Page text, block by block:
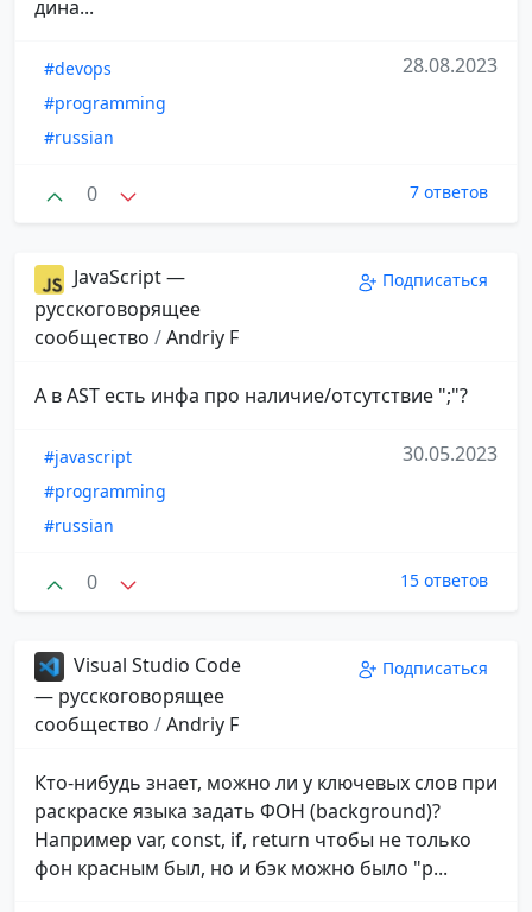
дина...
#devops
#programming
#russian
28.08.2023
0 7 ответов
JavaScript —
русскоговорящее
сообщество /Andriy F
Подписаться
А в AST есть инфа про наличие/отсутствие ";"?
#javascript
#programming
#russian
30.05.2023
0 15 ответов
Visual Studio Code
— русскоговорящее
сообщество /Andriy F
Подписаться
Кто-нибудь знает, можно ли у ключевых слов при
раскраске языка задать ФОН (background)?
Например var, const, if, return чтобы не только
фон красным был, но и бэк можно было "р...